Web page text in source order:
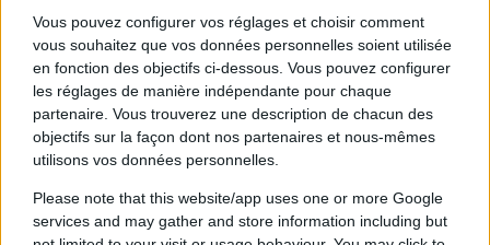
Vous pouvez configurer vos réglages et choisir comment
vous souhaitez que vos données personnelles soient utilisée
en fonction des objectifs ci-dessous. Vous pouvez configurer
les réglages de manière indépendante pour chaque
partenaire. Vous trouverez une description de chacun des
objectifs sur la façon dont nos partenaires et nous-mêmes
utilisons vos données personnelles.
Please note that this website/app uses one or more Google
services and may gather and store information including but
camarade.
AjouterRugbyToulouse.com
à vos sources préférées
15.09 à 21h05
Toulouse - La Rochelle